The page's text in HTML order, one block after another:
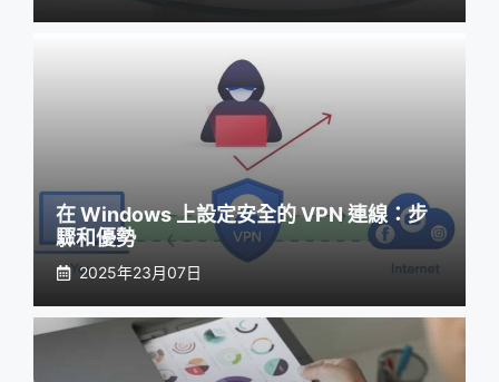
在 Windows 上設定安全的 VPN 連線：步
驟和優勢
2025年23月07日